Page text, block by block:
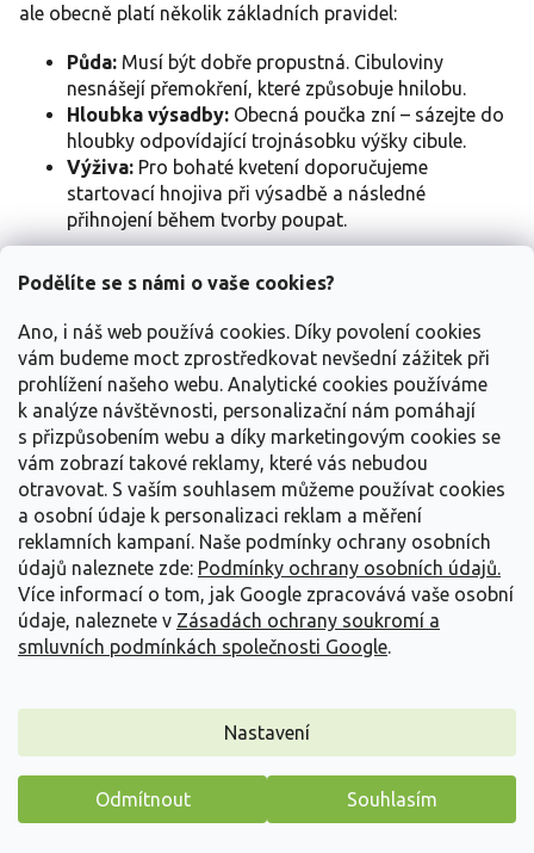
Podělíte se s námi o vaše cookies?
Ano, i náš web používá cookies. Díky povolení cookies
vám budeme moct zprostředkovat nevšední zážitek při
prohlížení našeho webu. Analytické cookies používáme
k analýze návštěvnosti, personalizační nám pomáhají
s přizpůsobením webu a díky marketingovým cookies se
vám zobrazí takové reklamy, které vás nebudou
otravovat. S vaším souhlasem můžeme používat cookies
a osobní údaje k personalizaci reklam a měření
reklamních kampaní. Naše podmínky ochrany osobních
údajů naleznete zde: Podmínky ochrany osobních údajů.
Více informací o tom, jak Google zpracovává vaše osobní
údaje, naleznete v Zásadách ochrany soukromí a
smluvních podmínkách společnosti Google.
Nastavení
Odmítnout Souhlasím
ale obecně platí několik základních pravidel:
Půda: Musí být dobře propustná. Cibuloviny
nesnášejí přemokření, které způsobuje hnilobu.
Hloubka výsadby: Obecná poučka zní – sázejte do
hloubky odpovídající trojnásobku výšky cibule.
Výživa: Pro bohaté kvetení doporučujeme
startovací hnojiva při výsadbě a následné
přihnojení během tvorby poupat.
Spomyšl?
Víme, že konkurence je velká, proto sázíme na maximální
kvalitu. Na rozdíl od běžných řetězců naše cibule
skladujeme v optimálních podmínkách a pečlivě
kontrolujeme jejich pevnost a zdraví před odesláním. Ke
každé objednávce přistupujeme s odborností, kterou si
vaše zahrada zaslouží.
Náš tip pro úspěšnou výsadbu:
Nezapomeňte na kvalitnísubstráty pro cibulovinya
zahradní nářadípro snadnou a rychlou výsadbu.
Inspirujte se také v naší kategoriitrvalky, které s
cibulovinami tvoří na záhonech dokonalé estetické
Potřebujete poradit?
Máme pro vás malý dárek